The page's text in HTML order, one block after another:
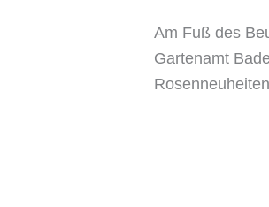
Am Fuß des
Gartenamt